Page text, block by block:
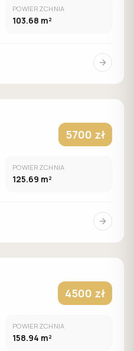
POWIERZCHNIA
103.68 m²
5700 zł
POWIERZCHNIA
125.69 m²
4500 zł
POWIERZCHNIA
158.94 m²